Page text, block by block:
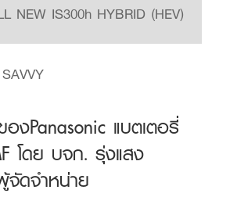
NEW IS300h HYBRID (HEV)
องPanasonic แบตเตอรี่
โดย บจก. รุ่งแสง
จัดจำหน่าย